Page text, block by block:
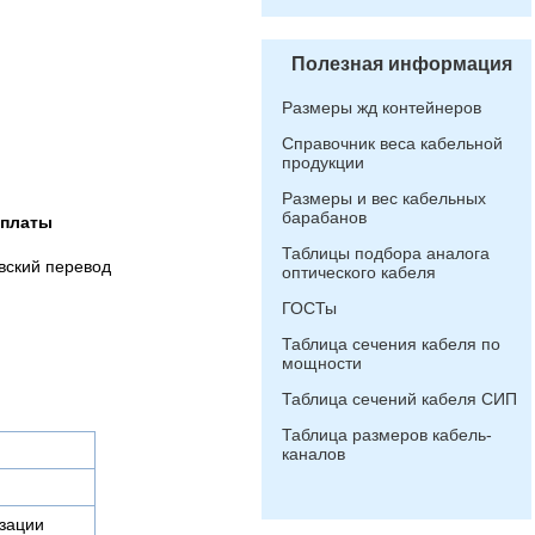
перевод
Полезная информация
Размеры жд контейнеров
Справочник веса кабельной
продукции
Размеры и вес кабельных
барабанов
Таблицы подбора аналога
оптического кабеля
ГОСТы
Таблица сечения кабеля по
мощности
Таблица сечений кабеля СИП
Таблица размеров кабель-
каналов